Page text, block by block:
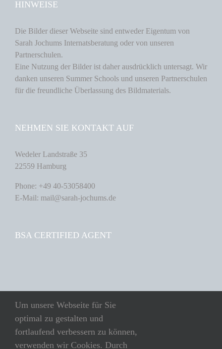
HINWEISE
Die Bilder dieser Webseite sind entweder Eigentum von
Sarah Jochums Internatsberatung oder von unseren
Partnerschulen.
Eine Nutzung der Bilder ist daher ausdrücklich untersagt. Wir
danken unseren Summer Schools und unseren Partnerschulen
für die freundliche Überlassung des Bildmaterials.
NEHMEN SIE KONTAKT AUF
Wedeler Landstraße 35
22559 Hamburg
Phone: +49 40-53058400
E-Mail: mail@sarah-jochums.de
BSA CERTIFIED AGENT
Suche
nach:
Um unsere Webseite für Sie
optimal zu gestalten und
fortlaufend verbessern zu können,
verwenden wir Cookies. Durch